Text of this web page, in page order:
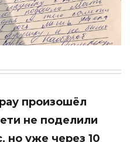
произошёл
не поделили
но уже через 10